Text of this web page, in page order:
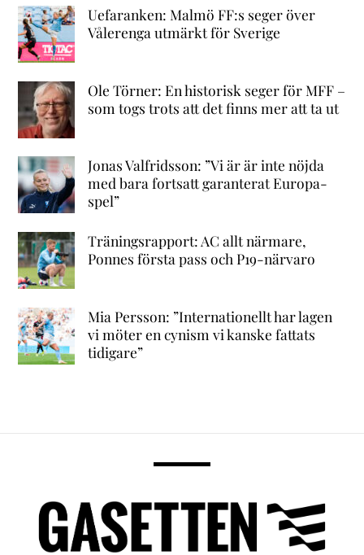
Uefaranken: Malmö FF:s seger över
Vålerenga utmärkt för Sverige
Ole Törner: En historisk seger för MFF –
som togs trots att det finns mer att ta ut
Jonas Valfridsson: ”Vi är är inte nöjda
med bara fortsatt garanterat Europa-
spel”
Träningsrapport: AC allt närmare,
Ponnes första pass och P19-närvaro
Mia Persson: ”Internationellt har lagen
vi möter en cynism vi kanske fattats
tidigare”